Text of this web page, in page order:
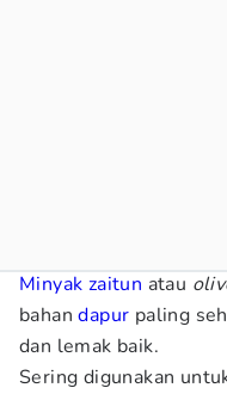
Minyak zaitun atau
bahandapur paling
dan lemak baik.
Sering digunakan